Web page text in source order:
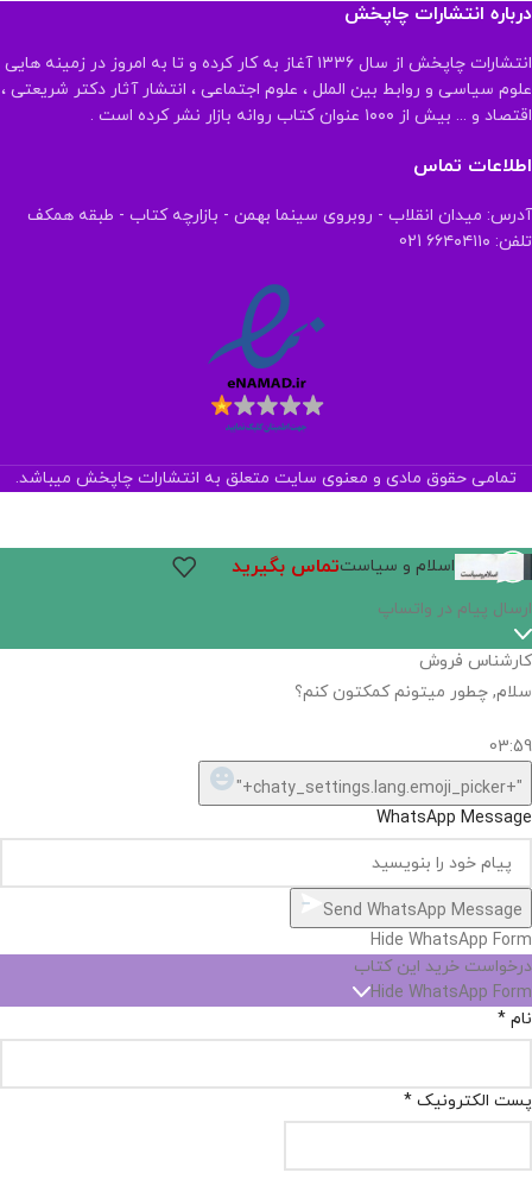
درباره انتشارات چاپخش
انتشارات چاپخش از سال ۱۳۳۶ آغاز به کار کرده و تا به امروز در زمینه هایی
علوم سیاسی و روابط بین الملل ، علوم اجتماعی ، انتشار آثار دکتر شریعتی ،
اقتصاد و ... بیش از ۱۰۰۰ عنوان کتاب روانه بازار نشر کرده است .
اطلاعات تماس
آدرس: میدان انقلاب - روبروی سینما بهمن - بازارچه کتاب - طبقه همکف
تلفن: ۶۶۴۰۴۱۱۰ 021
تمامی حقوق مادی و معنوی سایت متعلق به انتشارات چاپخش میباشد.
اسلام و سیاستتماس بگیرید
ارسال پیام در واتساپ
کارشناس فروش
سلام, چطور میتونم کمکتون کنم؟
03:59
"+chaty_settings.lang.emoji_picker+"
WhatsApp Message
Send WhatsApp Message
Hide WhatsApp Form
درخواست خرید این کتاب
Hide WhatsApp Form
نام *
پست الکترونیک *